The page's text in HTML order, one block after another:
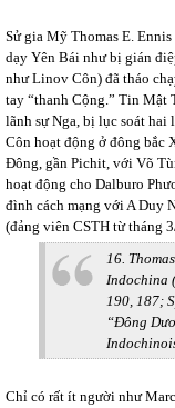
Sử gia Mỹ Thomas E.
dạy Yên Bái như bị gián
như Linov Côn) đã tháo
tay “thanh Cộng.” Tin Mật
lãnh sự Nga, bị lục soát
Côn hoạt động ở đông bắc
Đông, gần Pichit, với Võ
hoạt động cho Dalburo
đình cách mạng với A Duy
(đảng viên CSTH từ tháng
16.
Indochina
190, 187;
“Đông
Chỉ có rất ít người như